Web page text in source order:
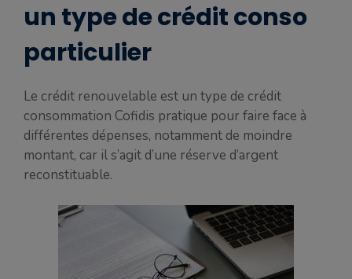
un type de crédit conso
particulier
Le crédit renouvelable est un type de crédit
consommation Cofidis pratique pour faire face à
différentes dépenses, notamment de moindre
montant, car il s’agit d’une réserve d’argent
reconstituable.